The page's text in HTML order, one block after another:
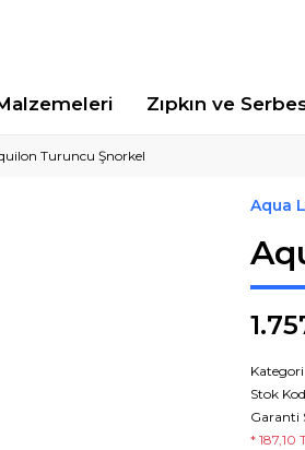
Zıpkın ve
Turuncu Şnorkel
Aqua
Kategori
Stok
Garanti
* 187,10